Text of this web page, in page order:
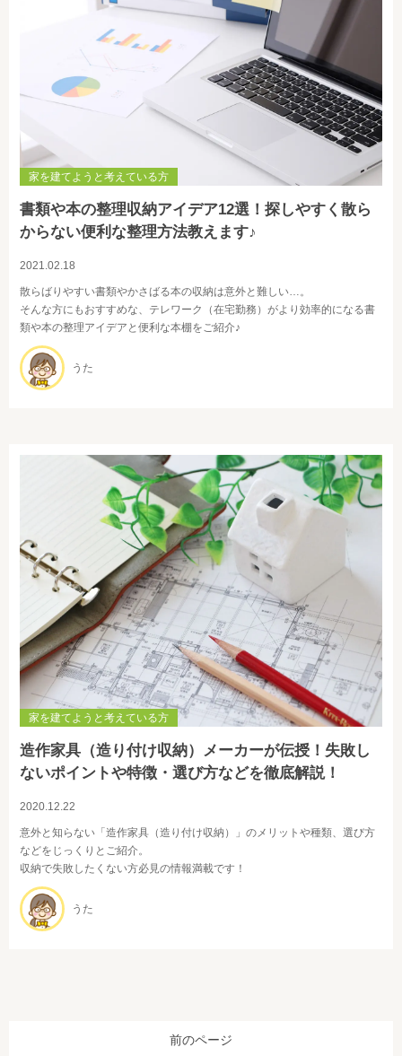
家を建てようと考えている方
書類や本の整理収納アイデア12選！探しやすく散ら
からない便利な整理方法教えます♪
2021.02.18
散らばりやすい書類やかさばる本の収納は意外と難しい…。
そんな方にもおすすめな、テレワーク（在宅勤務）がより効率的になる書
類や本の整理アイデアと便利な本棚をご紹介♪
うた
家を建てようと考えている方
造作家具（造り付け収納）メーカーが伝授！失敗し
ないポイントや特徴・選び方などを徹底解説！
2020.12.22
意外と知らない「造作家具（造り付け収納）」のメリットや種類、選び方
などをじっくりとご紹介。
収納で失敗したくない方必見の情報満載です！
うた
前のページ